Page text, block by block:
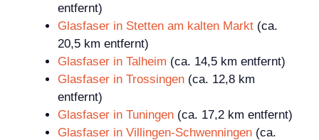
entfernt)
Glasfaser in Stetten am kalten Markt (ca.
20,5 km entfernt)
Glasfaser in Talheim (ca. 14,5 km entfernt)
Glasfaser in Trossingen (ca. 12,8 km
entfernt)
Glasfaser in Tuningen (ca. 17,2 km entfernt)
Glasfaser in Villingen-Schwenningen (ca.